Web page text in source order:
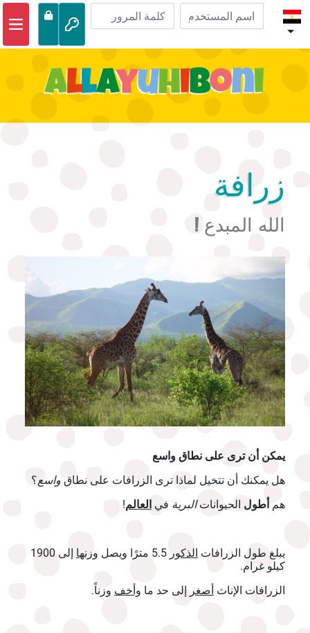
مغامرات الكتاب المقدس
زرافة
الله المبدع !
يمكن أن ترى على نطاق واسع
هل يمكنك أن تتخيل لماذا ترى الزرافات على نطاق واسع؟
هم أطول الحيواناتالبرية في العالم!
يبلغ طول الزرافات الذكور وزنها
إلى 1900
كيلو غرام.
الزرافات الإناث أصغر إلى حد ما وأخف وزناً.